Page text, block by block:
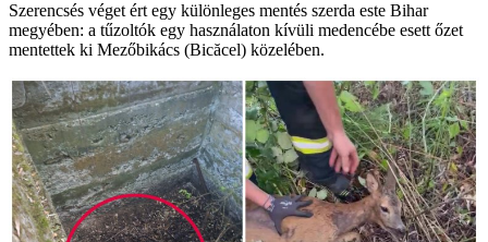
Szerencsés véget ért egy különleges mentés szerda este Bihar
megyében: a tűzoltók egy használaton kívüli medencébe esett őzet
mentettek ki Mezőbikács (Bicăcel) közelében.